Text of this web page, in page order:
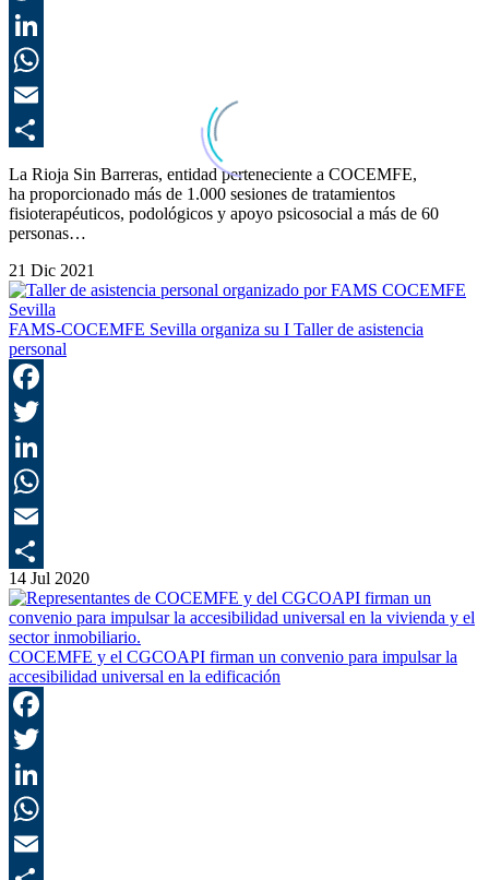
La Rioja Sin Barreras, entidad perteneciente a COCEMFE,
ha proporcionado más de 1.000 sesiones de tratamientos
fisioterapéuticos, podológicos y apoyo psicosocial a más de 60
personas…
21 Dic 2021
FAMS-COCEMFE Sevilla organiza su I Taller de asistencia
personal
14 Jul 2020
COCEMFE y el CGCOAPI firman un convenio para impulsar la
accesibilidad universal en la edificación